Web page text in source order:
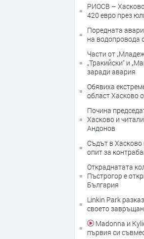
РИОСВ –
420 евро през
Поредната
на водопровода
Части от
„Тракийски“ и
заради авария
Обявиха
област Хасково
Почина
Хасково и
Андонов
Съдът в Хасково
опит за
Откраднатата
Пъстрогор е
България
Linkin Park
своето
Madonna и
първия си